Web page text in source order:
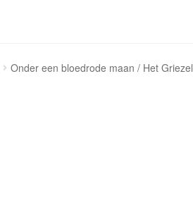
Onder een bloedrode maan / Het